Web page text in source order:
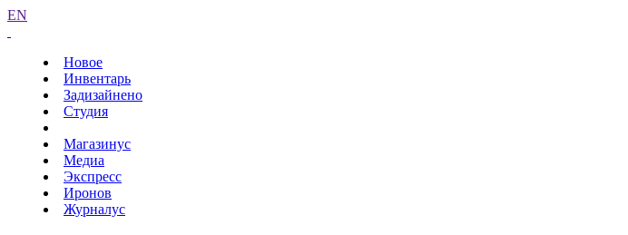
EN
Новое
Инвентарь
Задизайнено
Студия
Магазинус
Медиа
Экспресс
Иронов
Журналус